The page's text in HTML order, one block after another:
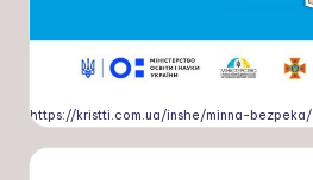
https://kristti.com.ua/inshe/minna-bezpeka/